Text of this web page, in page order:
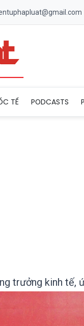
TẾ PODCASTS
trưởng kinh tế,